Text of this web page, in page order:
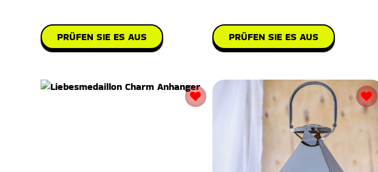
PRÜFEN SIE ES AUS PRÜFEN SIE ES AUS